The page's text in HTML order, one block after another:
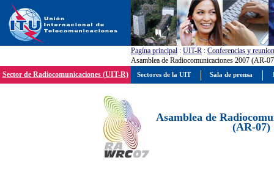
Pagína principal : UIT-R : Conferencias y
Asamblea de Radiocomunicaciones 2007 (AR-
Sector de Radiocomunicaciones (UIT-R)
Asamblea de
(AR-07)
Sectores de la UIT Sala de prensa